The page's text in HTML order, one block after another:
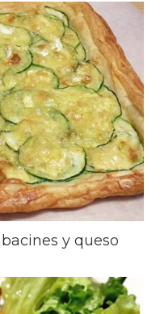
y queso